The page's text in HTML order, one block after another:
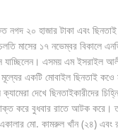
নগদ ২০ হাজার টাকা এবং
মাসের ১৭ নভেম্বর বিকালে
যাচ্ছিলেন। এসময় এম ইসরাইল
একটি মোবাইল ছিনতাই কওে
দেখে ছিনতাইকারীদের
করে বুধবার রাতে আটক করে।
মো. কামরুল খাঁন (২৪)